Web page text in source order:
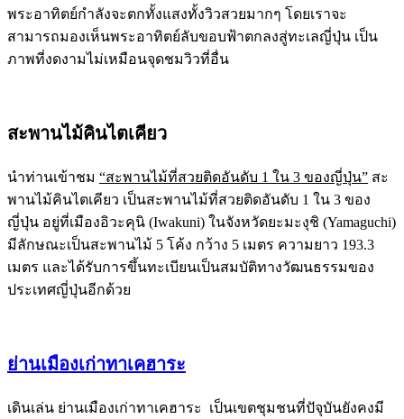
พระอาทิตย์กำลังจะตกทั้งแสงทั้งวิวสวยมากๆ โดยเราจะ
สามารถมองเห็นพระอาทิตย์ลับขอบฟ้าตกลงสู่ทะเลญี่ปุ่น เป็น
ภาพที่งดงามไม่เหมือนจุดชมวิวที่อื่น
สะพานไม้คินไตเคียว
นำท่านเข้าชม “สะพานไม้ที่สวยติดอันดับ 1 ใน 3 ของญี่ปุ่น” สะ
พานไม้คินไตเคียว เป็นสะพานไม้ที่สวยติดอันดับ 1 ใน 3 ของ
ญี่ปุ่น อยู่ที่เมืองอิวะคุนิ (Iwakuni) ในจังหวัดยะมะงุชิ (Yamaguchi)
มีลักษณะเป็นสะพานไม้ 5 โค้ง กว้าง 5 เมตร ความยาว 193.3
เมตร และได้รับการขึ้นทะเบียนเป็นสมบัติทางวัฒนธรรมของ
ประเทศญี่ปุ่นอีกด้วย
ย่านเมืองเก่าทาเคฮาระ
เดินเล่น ย่านเมืองเก่าทาเคฮาระ เป็นเขตชุมชนที่ปัจุบันยังคงมี